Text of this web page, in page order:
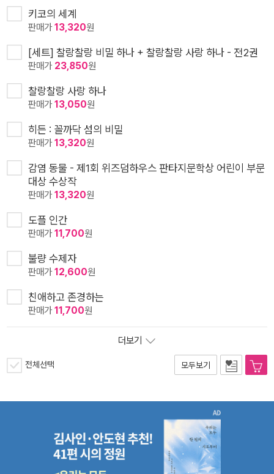
키코의 세계
판매가13,320원
[세트] 찰랑찰랑 비밀 하나 + 찰랑찰랑 사랑 하나 - 전2권
판매가 23,850원
찰랑찰랑 사랑 하나
판매가13,050원
히든 : 꼴까닥 섬의 비밀
판매가13,320원
감염 동물 - 제1회 위즈덤하우스 판타지문학상 어린이 부문
대상 수상작
판매가13,320원
도플 인간
판매가11,700원
불량 수제자
판매가12,600원
친애하고 존경하는
판매가11,700원
더보기
전체선택 모두보기